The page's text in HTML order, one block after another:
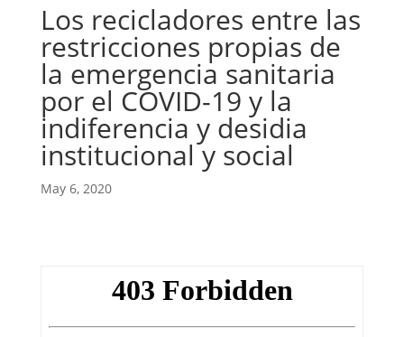
Los recicladores entre las
restricciones propias de
la emergencia sanitaria
por el COVID-19 y la
indiferencia y desidia
institucional y social
May 6, 2020